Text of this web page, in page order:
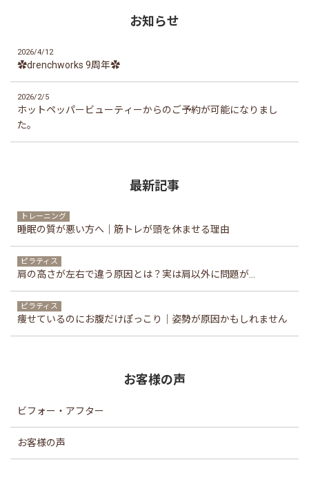
お知らせ
2026/4/12
✿drenchworks 9周年✿
2026/2/5
ホットペッパービューティーからのご予約が可能になりまし
た。
最新記事
トレーニング
睡眠の質が悪い方へ｜筋トレが頭を休ませる理由
ピラティス
肩の高さが左右で違う原因とは？実は肩以外に問題が...
ピラティス
痩せているのにお腹だけぽっこり｜姿勢が原因かもしれません
お客様の声
ビフォー・アフター
お客様の声